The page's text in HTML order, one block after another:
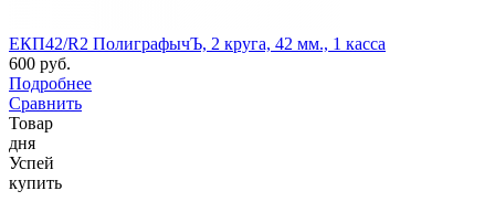
ЕКП42/R2 ПолиграфычЪ, 2 круга, 42 мм., 1 касса
600 руб.
Подробнее
Сравнить
Товар
дня
Успей
купить